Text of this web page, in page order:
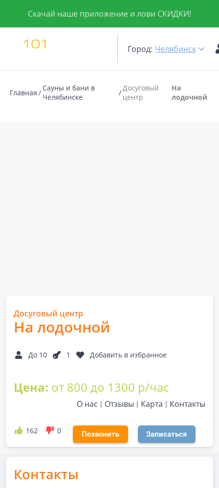
Скачай наше приложение и лови СКИДКИ!
Город: Челябинск
Главная
Сауны и бани в
Челябинске
Досуговый
центр
На
лодочной
Досуговый центр
На лодочной
До 10 1 Добавить в избранное
Цена: от 800 до 1300 р/час
О нас Отзывы Карта Контакты
162 0 Позвонить Записаться
Контакты